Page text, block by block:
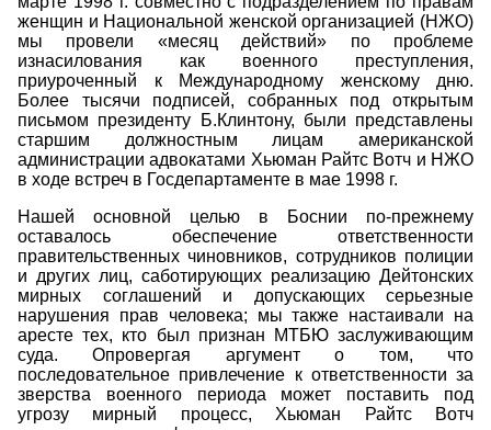
женщин и Национальной женской организацией (НЖО)
мы провели «месяц действий» по проблеме
изнасилования как военного преступления,
приуроченный к Международному женскому дню.
Более тысячи подписей, собранных под открытым
письмом президенту Б.Клинтону, были представлены
старшим должностным лицам американской
администрации адвокатами Хьюман Райтс Вотч и НЖО
в ходе встреч в Госдепартаменте в мае 1998 г.
Нашей основной целью в Боснии по-прежнему
оставалось обеспечение ответственности
правительственных чиновников, сотрудников полиции
и других лиц, саботирующих реализацию Дейтонских
мирных соглашений и допускающих серьезные
нарушения прав человека; мы также настаивали на
аресте тех, кто был признан МТБЮ заслуживающим
суда. Опровергая аргумент о том, что
последовательное привлечение к ответственности за
зверства военного периода может поставить под
угрозу мирный процесс, Хьюман Райтс Вотч